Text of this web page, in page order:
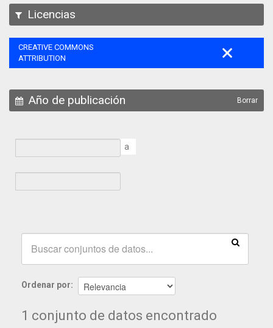
Licencias
CREATIVE COMMONS
ATTRIBUTION
Año de publicación Borrar
a
Ordenar por
1 conjunto de datos encontrado